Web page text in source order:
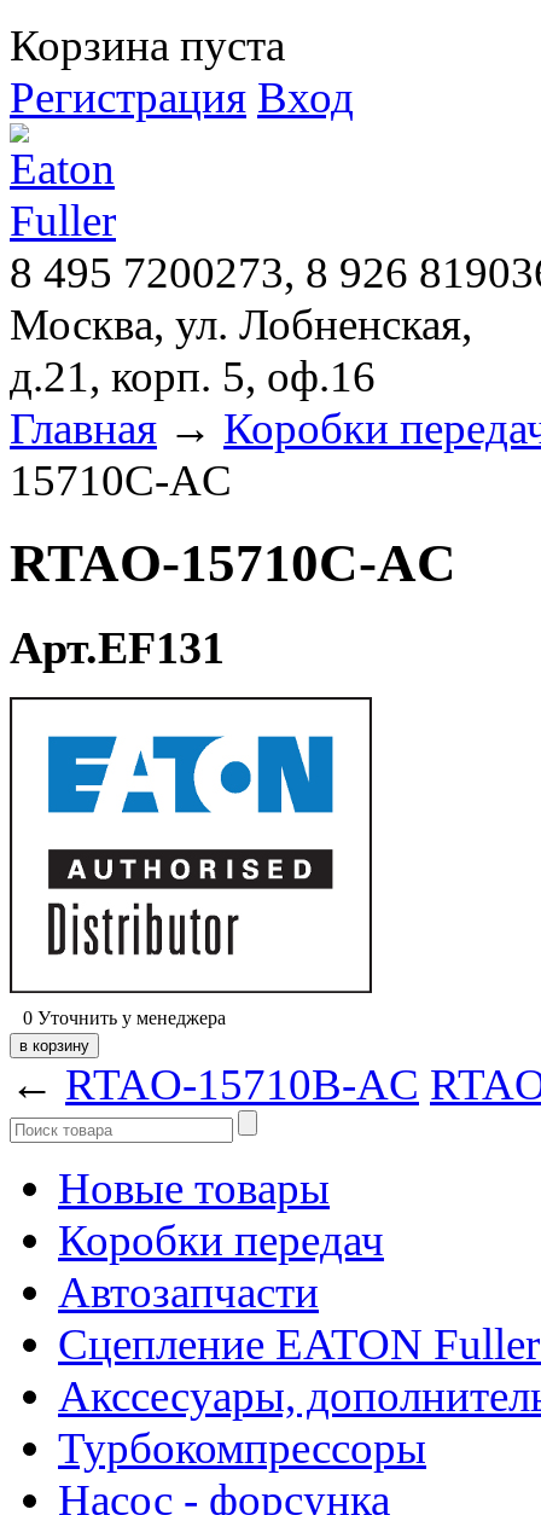
Корзина пуста
Регистрация Вход
8 495 7200273, 8 926
Москва, ул. Лобненская,
д.21, корп. 5, оф.16
Главная → Коробки
15710C-AC
RTAO-15710C-AC
Арт.EF131
0 Уточнить у менеджера
← RTAO-15710B-AC
Новые товары
Коробки передач
Автозапчасти
Сцепление EATON
Акссесуары,
Турбокомпрессоры
Насос - форсунка